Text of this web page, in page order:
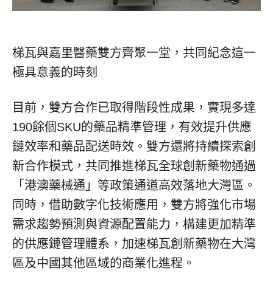
梯瓦與嘉里醫藥雙方齊聚一堂，共同紀念這一
極具意義的時刻
目前，雙方合作已取得階段性成果，實現多達
190餘個SKU的藥品精準管理，有效提升供應
鏈效率和藥品配送時效。雙方還將持續探索創
新合作模式，共同推進梯瓦全球創新藥物通過
「港澳藥械通」等政策通道高效落地大灣區。
同時，借助數字化技術應用，雙方將強化市場
需求趨勢預測與資源配置能力，構建更加精準
的供應鏈管理體系，加速梯瓦創新藥物在大灣
區及中國其他區域的商業化進程。